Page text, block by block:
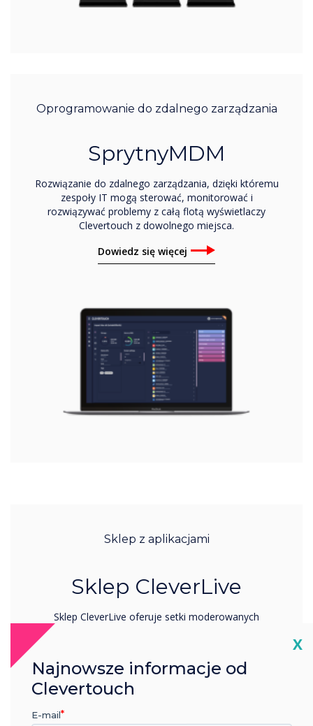
Oprogramowanie do zdalnego zarządzania
SprytnyMDM
Rozwiązanie do zdalnego zarządzania, dzięki któremu
zespoły IT mogą sterować, monitorować i
rozwiązywać problemy z całą flotą wyświetlaczy
Clevertouch z dowolnego miejsca.
Dowiedz się więcej
Sklep z aplikacjami
Sklep CleverLive
Sklep CleverLive oferuje setki moderowanych
bezpieczne i bezproblemowe użytkowanie.
Dowiedz się więcej
X
Najnowsze informacje od
Clevertouch
E-mail